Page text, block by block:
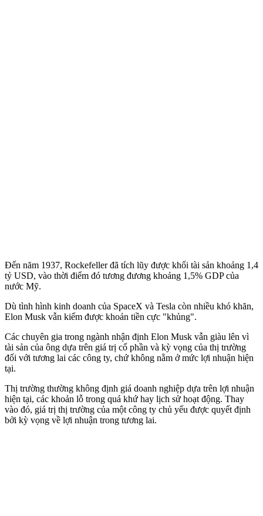
Đến năm 1937, Rockefeller đã tích lũy được khối tài sản khoảng 1,4
tỷ USD, vào thời điểm đó tương đương khoảng 1,5% GDP của
nước Mỹ.
Dù tình hình kinh doanh của SpaceX và Tesla còn nhiều khó khăn,
Elon Musk vẫn kiếm được khoản tiền cực "khủng".
Các chuyên gia trong ngành nhận định Elon Musk vẫn giàu lên vì
tài sản của ông dựa trên giá trị cổ phần và kỳ vọng của thị trường
đối với tương lai các công ty, chứ không nằm ở mức lợi nhuận hiện
tại.
Thị trường thường không định giá doanh nghiệp dựa trên lợi nhuận
hiện tại, các khoản lỗ trong quá khứ hay lịch sử hoạt động. Thay
vào đó, giá trị thị trường của một công ty chủ yếu được quyết định
bởi kỳ vọng về lợi nhuận trong tương lai.